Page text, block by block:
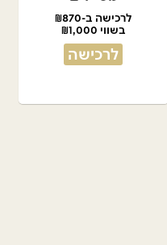
לרכישה ב-₪870
בשווי ₪1,000
לרכישה